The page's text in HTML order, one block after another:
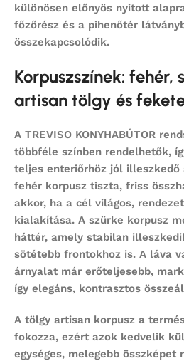
különösen előnyös nyitott
főzőrész és a pihenőtér
összekapcsolódik.
Korpuszszínek: fehér,
artisan tölgy és
A TREVISO KONYHABÚTOR
többféle színben rendelhetők,
teljes enteriőrhöz jól illeszkedő
fehér korpusz tiszta, friss
akkor, ha a cél világos,
kialakítása. A szürke korpusz
háttér, amely stabilan
sötétebb frontokhoz is. A láva
árnyalat már erőteljesebb,
így elegáns, kontrasztos
A tölgy artisan korpusz a
fokozza, ezért azok kedvelik
egységes, melegebb összképet